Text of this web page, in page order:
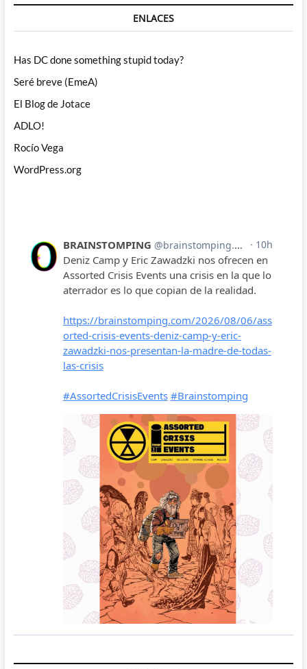
ENLACES
Has DC done something stupid today?
Seré breve (EmeA)
El Blog de Jotace
ADLO!
Rocío Vega
WordPress.org